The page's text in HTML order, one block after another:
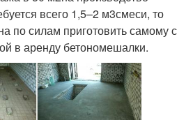
всего 1,5–2 м3смеси, то
по силам приготовить самому с
в аренду бетономешалки.